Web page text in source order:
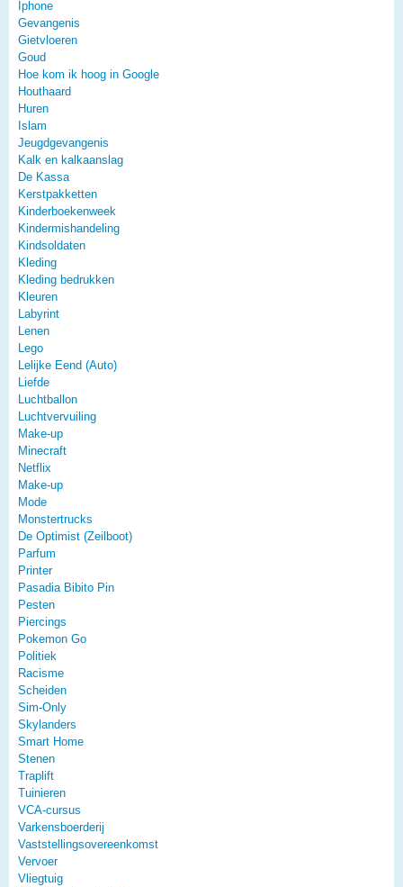
Iphone
Gevangenis
Gietvloeren
Goud
Hoe kom ik hoog in Google
Houthaard
Huren
Islam
Jeugdgevangenis
Kalk en kalkaanslag
De Kassa
Kerstpakketten
Kinderboekenweek
Kindermishandeling
Kindsoldaten
Kleding
Kleding bedrukken
Kleuren
Labyrint
Lenen
Lego
Lelijke Eend (Auto)
Liefde
Luchtballon
Luchtvervuiling
Make-up
Minecraft
Netflix
Make-up
Mode
Monstertrucks
De Optimist (Zeilboot)
Parfum
Printer
Pasadia Bibito Pin
Pesten
Piercings
Pokemon Go
Politiek
Racisme
Scheiden
Sim-Only
Skylanders
Smart Home
Stenen
Traplift
Tuinieren
VCA-cursus
Varkensboerderij
Vaststellingsovereenkomst
Vervoer
Vliegtuig